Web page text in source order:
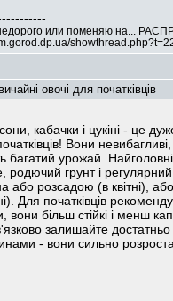
или поменяю на...
овочі для початківців
кабачки і цукіні - це
Вони
багатий урожай.
родючий грунт і
або розсадою (в квітні),
Для початківців
вони більш стійкі і менш
залишайте достатньо
- вони сильно